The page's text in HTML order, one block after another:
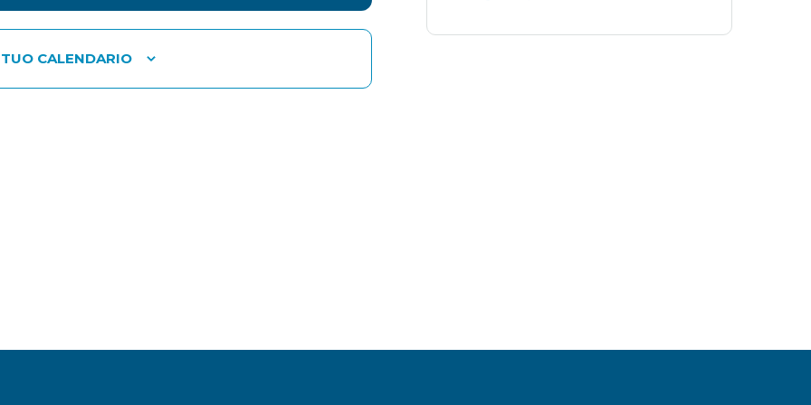
CALENDARIO